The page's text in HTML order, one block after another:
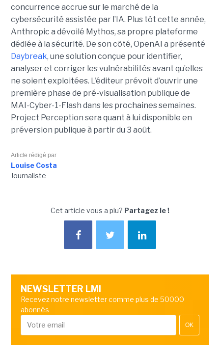
concurrence accrue sur le marché de la
cybersécurité assistée par l’IA. Plus tôt cette année,
Anthropic a dévoilé Mythos, sa propre plateforme
dédiée à la sécurité. De son côté, OpenAI a présenté
Daybreak, une solution conçue pour identifier,
analyser et corriger les vulnérabilités avant qu’elles
ne soient exploitées. L'éditeur prévoit d’ouvrir une
première phase de pré-visualisation publique de
MAI-Cyber-1-Flash dans les prochaines semaines.
Project Perception sera quant à lui disponible en
préversion publique à partir du 3 août.
Article rédigé par
Louise Costa
Journaliste
Cet article vous a plu? Partagez le !
NEWSLETTER LMI
Recevez notre newsletter comme plus de 50000
abonnés
OK